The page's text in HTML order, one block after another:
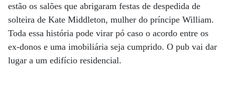
estão os salões que abrigaram festas de despedida de
solteira de Kate Middleton, mulher do príncipe William.
Toda essa história pode virar pó caso o acordo entre os
ex-donos e uma imobiliária seja cumprido. O pub vai dar
lugar a um edifício residencial.